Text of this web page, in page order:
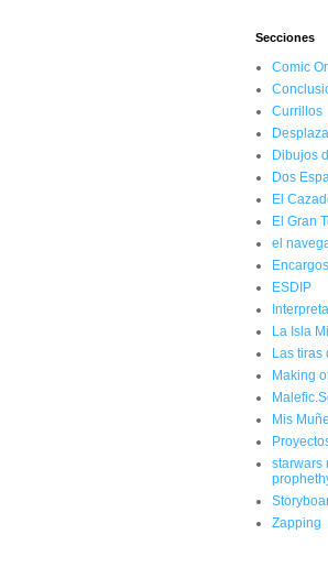
Secciones
Comic
Currillos
Dibujos
Dos
El
El Gran
el
Encargos
ESDIP
La Isla
Las tiras
Making
Mis
starwars
Zapping